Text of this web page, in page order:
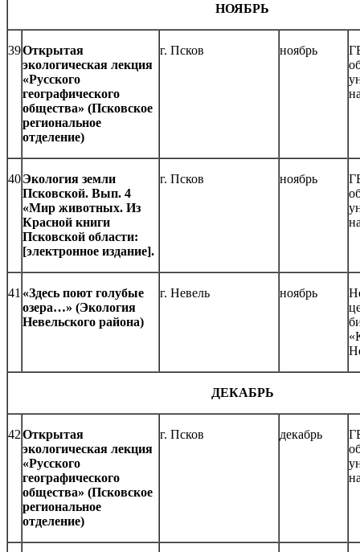
НОЯБРЬ
39Открытая
экологическая лекция
«Русского
географического
общества» (Псковское
региональное
отделение)
г. Псков ноябрь
40Экология земли
Псковской. Вып. 4
«Мир животных. Из
Красной книги
Псковской области:
[электронное издание].
г. Псков ноябрь
41 «Здесь поют голубые
озера…» (Экология
Невельского района)
г. Невель ноябрь
ДЕКАБРЬ
42Открытая
экологическая лекция
«Русского
географического
общества» (Псковское
региональное
отделение)
г. Псков декабрь